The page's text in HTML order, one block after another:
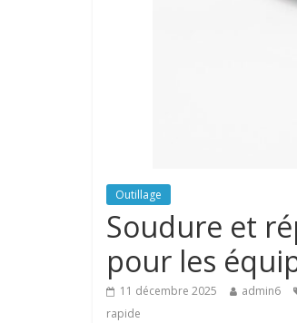
Outillage
Soudure et
pour les
11 décembre 2025 admin6
rapide